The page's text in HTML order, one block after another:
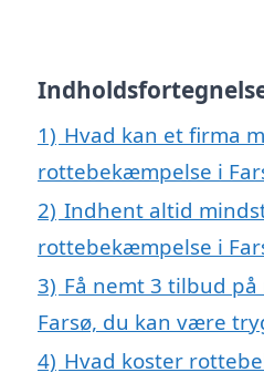
1) Hvad kan et firma
rottebekæmpelse i
2) Indhent altid
rottebekæmpelse i
3) Få nemt 3 tilbud
Farsø, du kan være
4) Hvad koster